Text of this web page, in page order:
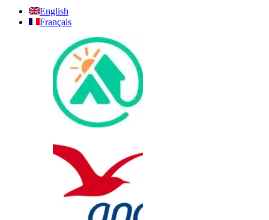
English
Français